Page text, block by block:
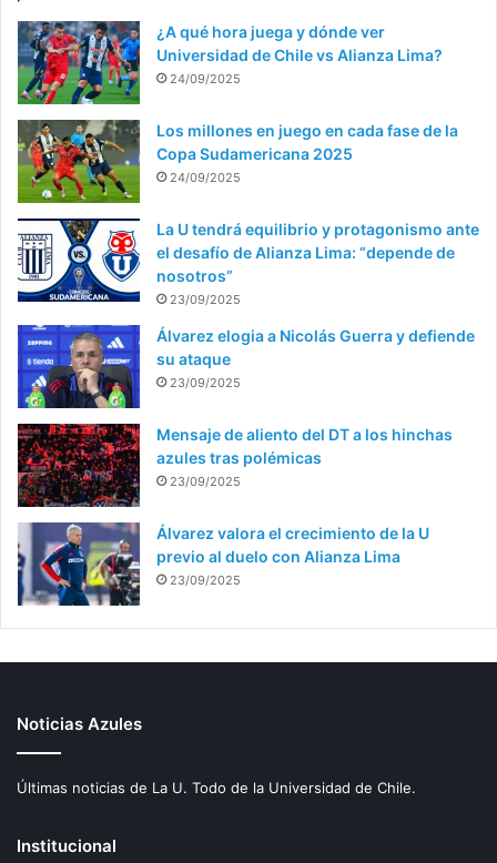
¿A qué hora juega y dónde ver
Universidad de Chile vs Alianza Lima?
24/09/2025
Los millones en juego en cada fase de la
Copa Sudamericana 2025
24/09/2025
La U tendrá equilibrio y protagonismo ante
el desafío de Alianza Lima: “depende de
nosotros”
23/09/2025
Álvarez elogia a Nicolás Guerra y defiende
su ataque
23/09/2025
Mensaje de aliento del DT a los hinchas
azules tras polémicas
23/09/2025
Álvarez valora el crecimiento de la U
previo al duelo con Alianza Lima
23/09/2025
Noticias Azules
Últimas noticias de La U. Todo de la Universidad de Chile.
Institucional